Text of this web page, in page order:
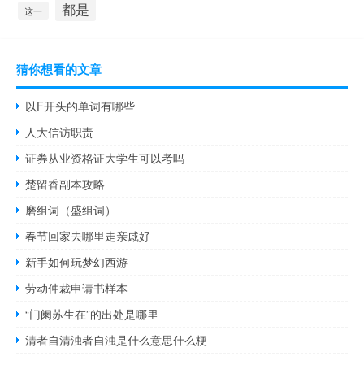
这一 都是
猜你想看的文章
以F开头的单词有哪些
人大信访职责
证券从业资格证大学生可以考吗
楚留香副本攻略
磨组词（盛组词）
春节回家去哪里走亲戚好
新手如何玩梦幻西游
劳动仲裁申请书样本
“门阑苏生在”的出处是哪里
清者自清浊者自浊是什么意思什么梗